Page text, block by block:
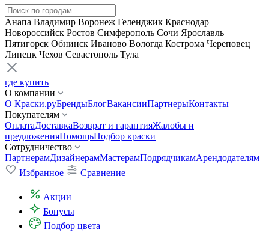
Анапа Владимир Воронеж Геленджик Краснодар
Новороссийск Ростов Симферополь Сочи Ярославль
Пятигорск Обнинск Иваново Вологда Кострома Череповец
Липецк Чехов Севастополь Тула
где купить
О компании
О Краски.руБрендыБлогВакансииПартнерыКонтакты
Покупателям
ОплатаДоставкаВозврат и гарантияЖалобы и
предложенияПомощьПодбор краски
Сотрудничество
ПартнерамДизайнерамМастерамПодрядчикамАрендодателям
Избранное
Сравнение
Акции
Бонусы
Подбор цвета